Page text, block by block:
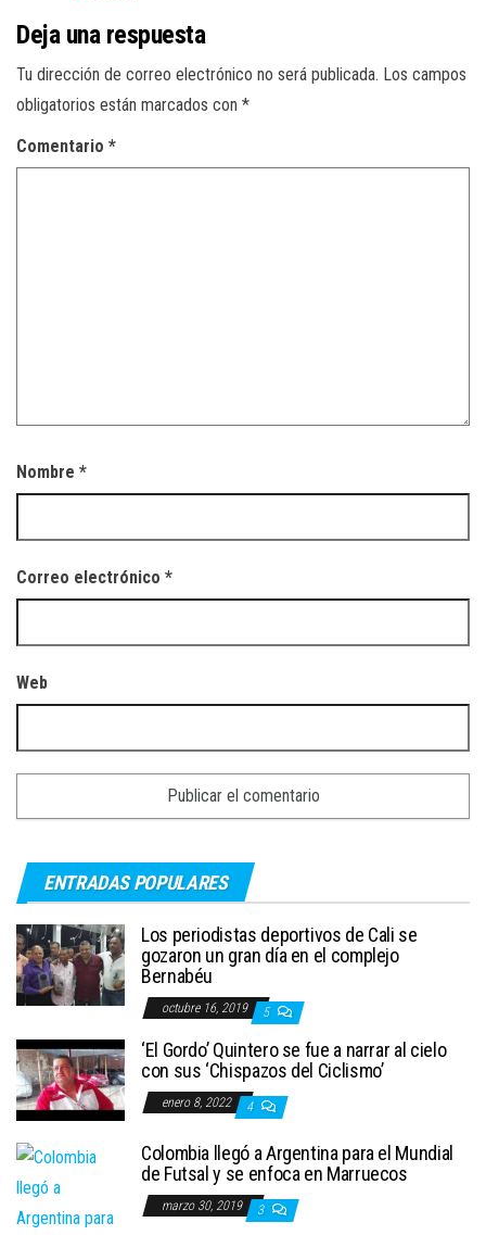
Deja una respuesta
Tu dirección de correo electrónico no será publicada. Los campos
obligatorios están marcados con *
Comentario *
Nombre *
Correo electrónico *
Web
ENTRADAS POPULARES
Los periodistas deportivos de Cali se
gozaron un gran día en el complejo
Bernabéu
octubre 16, 2019 5
‘El Gordo’ Quintero se fue a narrar al cielo
con sus ‘Chispazos del Ciclismo’
enero 8, 2022 4
Colombia llegó a Argentina para el Mundial
de Futsal y se enfoca en Marruecos
marzo 30, 2019 3